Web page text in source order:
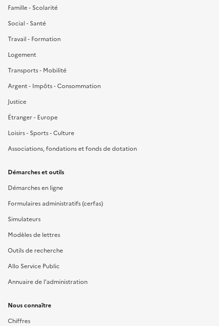
Famille - Scolarité
Social - Santé
Travail - Formation
Logement
Transports - Mobilité
Argent - Impôts - Consommation
Justice
Étranger - Europe
Loisirs - Sports - Culture
Associations, fondations et fonds de dotation
Démarches et outils
Démarches en ligne
Formulaires administratifs (cerfas)
Simulateurs
Modèles de lettres
Outils de recherche
Allo Service Public
Annuaire de l'administration
Nous connaître
Chiffres